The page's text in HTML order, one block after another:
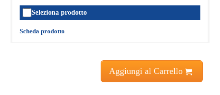
Seleziona prodotto
Scheda prodotto
Aggiungi al Carrello